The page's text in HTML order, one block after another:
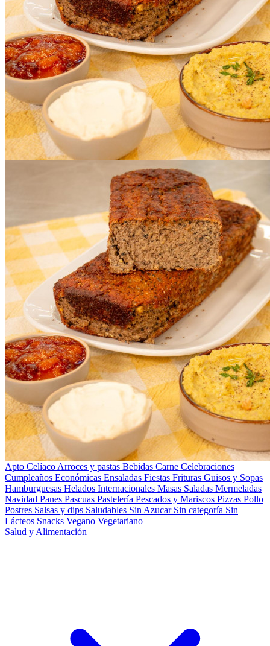
Apto Celíaco Arroces y pastas Bebidas Carne Celebraciones
Cumpleaños Económicas Ensaladas Fiestas Frituras Guisos y Sopas
Hamburguesas Helados Internacionales Masas Saladas Mermeladas
Navidad Panes Pascuas Pastelería Pescados y Mariscos Pizzas Pollo
Postres Salsas y dips Saludables Sin Azucar Sin categoría Sin
Lácteos Snacks Vegano Vegetariano
Salud y Alimentación